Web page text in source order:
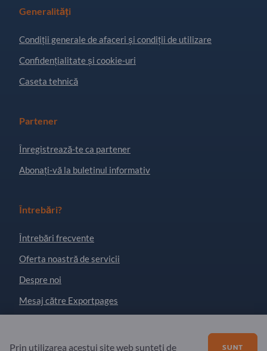
Generalități
Condiţii generale de afaceri și condiții de utilizare
Confidențialitate și cookie-uri
Caseta tehnică
Partener
Înregistrează-te ca partener
Abonați-vă la buletinul informativ
Întrebări?
Întrebări frecvente
Oferta noastră de servicii
Despre noi
Mesaj către Exportpages
Prin utilizarea acestui site web sunteți de SUNT